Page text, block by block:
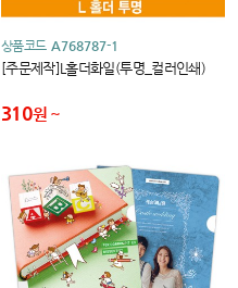
상품코드 A768787-1
[주문제작]L홀더화일(투명_컬러인쇄)
310원